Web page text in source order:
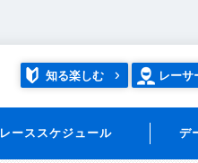
知る楽しむ レーサ
レーススケジュール デ